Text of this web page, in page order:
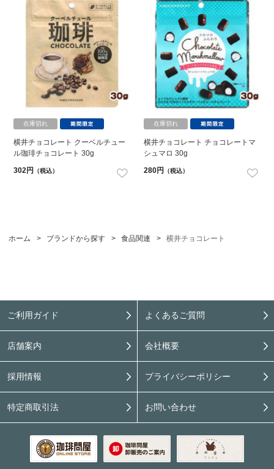
在庫切れ
横井チョコレート クーベルチュー
ル珈琲チョコレート 30g
302円
（税込）
在庫切れ
横井チョコレート チョコレートマ
シュマロ 30g
280円
（税込）
ホーム > ブランドから探す > 食品関連 > 横井チョコレート
ご利用ガイド よくあるご質問
店舗案内 会社概要
採用情報 プライバシーポリシー
特定商取引法 お問い合わせ